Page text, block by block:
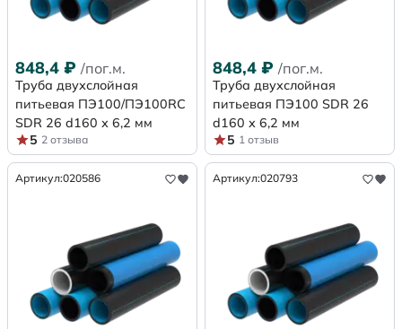
848,4 ₽ /пог.м.
Труба двухслойная
питьевая ПЭ100/ПЭ100RC
SDR 26 d160 х 6,2 мм
5 2 отзыва
848,4 ₽ /пог.м.
Труба двухслойная
питьевая ПЭ100 SDR 26
d160 х 6,2 мм
5 1 отзыв
Артикул:020586 Артикул:020793